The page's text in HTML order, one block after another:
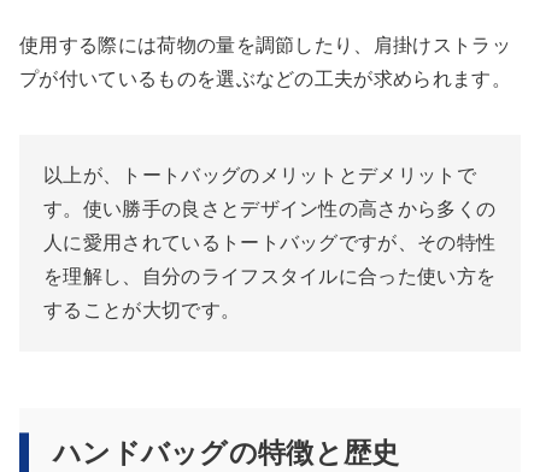
使用する際には荷物の量を調節したり、肩掛けストラッ
プが付いているものを選ぶなどの工夫が求められます。
以上が、トートバッグのメリットとデメリットで
す。使い勝手の良さとデザイン性の高さから多くの
人に愛用されているトートバッグですが、その特性
を理解し、自分のライフスタイルに合った使い方を
することが大切です。
ハンドバッグの特徴と歴史